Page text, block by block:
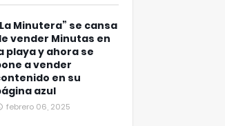
Minutera” se cansa
vender Minutas en
playa y ahora se
a vender
en su
azul
febrero 06, 2025